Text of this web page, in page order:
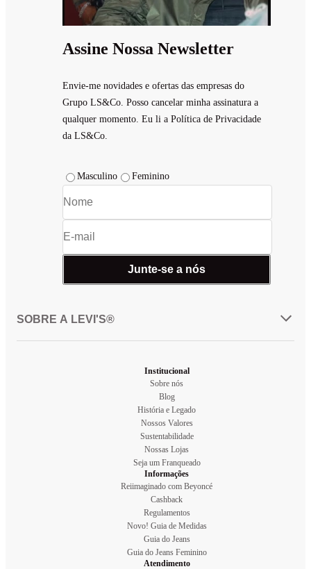
Assine Nossa Newsletter
Envie-me novidades e ofertas das empresas do
Grupo LS&Co. Posso cancelar minha assinatura a
qualquer momento. Eu li a Política de Privacidade
da LS&Co.
Masculino Feminino
Junte-se a nós
SOBRE A LEVI'S®
Institucional
Sobre nós
Blog
História e Legado
Nossos Valores
Sustentabilidade
Nossas Lojas
Seja um Franqueado
Informações
Reiimaginado com Beyoncé
Cashback
Regulamentos
Novo! Guia de Medidas
Guia do Jeans
Guia do Jeans Feminino
Atendimento